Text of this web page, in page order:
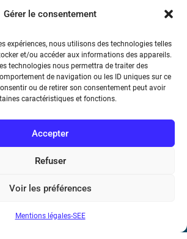
Gérer le consentement
expériences, nous utilisons des technologies telles
et/ou accéder aux informations des appareils.
technologies nous permettra de traiter des
de navigation ou les ID uniques sur ce
ou de retirer son consentement peut avoir
caractéristiques et fonctions.
Accepter
Refuser
Voir les préférences
Mentions légales-SEE
de Vente
» Ligne 6 et « Iéna » Ligne 9
1 56 90 37 17
393 232, Code APE : 9412Z TVA intra-
785 393 232